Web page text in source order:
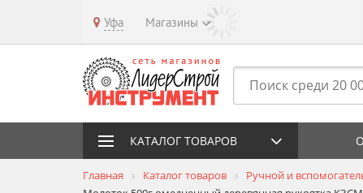
Уфа Магазины
КАТАЛОГ ТОВАРОВ
Главная Каталог товаров Ручной и